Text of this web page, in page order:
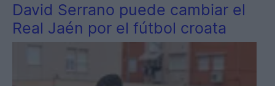
David Serrano puede cambiar el
Real Jaén por el fútbol croata